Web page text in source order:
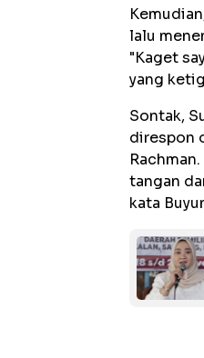
lalu
"Kaget
yang
Sontak,
direspon
tangan
kata